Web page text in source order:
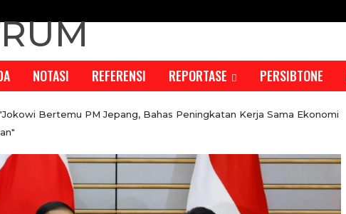
NOTASI REFERENSI REPORTASE PERSIBTONE
Bertemu PM Jepang, Bahas Peningkatan Kerja Sama Ekonomi